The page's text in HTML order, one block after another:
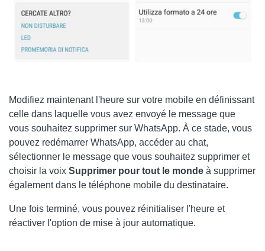
Modifiez maintenant l'heure sur votre mobile en définissant
celle dans laquelle vous avez envoyé le message que
vous souhaitez supprimer sur WhatsApp. À ce stade, vous
pouvez redémarrer WhatsApp, accéder au chat,
sélectionner le message que vous souhaitez supprimer et
choisir la voix Supprimer pour tout le monde à supprimer
également dans le téléphone mobile du destinataire.
Une fois terminé, vous pouvez réinitialiser l'heure et
réactiver l'option de mise à jour automatique.